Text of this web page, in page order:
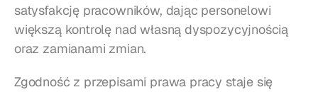
satysfakcję pracowników, dając personelowi
większą kontrolę nad własną dyspozycyjnością
oraz zamianami zmian.
Zgodność z przepisami prawa pracy staje się